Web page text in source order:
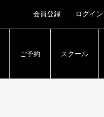
会員登録 ログイン
ご予約 スクール